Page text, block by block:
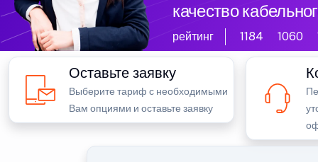
качество
рейтинг 1184 1060
Оставьте заявку
Выберите тариф с необходимыми
Вам опциями и оставьте заявку